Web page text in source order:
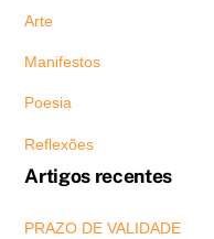
Arte
Manifestos
Poesia
Reflexões
Artigos recentes
PRAZO DE VALIDADE